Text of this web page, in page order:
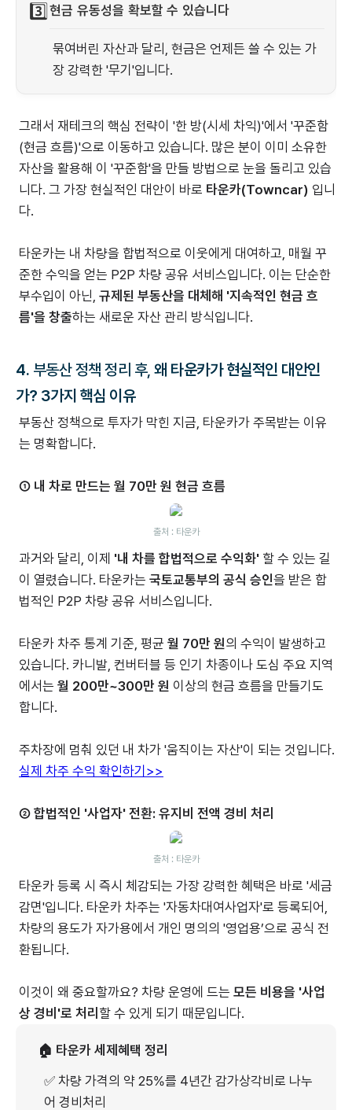
3️⃣ 현금 유동성을 확보할 수 있습니다
묶여버린 자산과 달리, 현금은 언제든 쓸 수 있는 가
장 강력한 '무기'입니다.
그래서 재테크의 핵심 전략이 '한 방(시세 차익)'에서 '꾸준함
(현금 흐름)'으로 이동하고 있습니다. 많은 분이 이미 소유한
자산을 활용해 이 '꾸준함'을 만들 방법으로 눈을 돌리고 있습
니다. 그 가장 현실적인 대안이 바로 타운카(Towncar) 입니
다.
타운카는 내 차량을 합법적으로 이웃에게 대여하고, 매월 꾸
준한 수익을 얻는 P2P 차량 공유 서비스입니다. 이는 단순한
부수입이 아닌, 규제된 부동산을 대체해 '지속적인 현금 흐
름'을 창출하는 새로운 자산 관리 방식입니다.
4. 부동산 정책 정리 후, 왜 타운카가 현실적인 대안인
가? 3가지 핵심 이유
부동산 정책으로 투자가 막힌 지금, 타운카가 주목받는 이유
는 명확합니다.
① 내 차로 만드는 월 70만 원 현금 흐름
출처 : 타운카
과거와 달리, 이제 '내 차를 합법적으로 수익화' 할 수 있는 길
이 열렸습니다. 타운카는 국토교통부의 공식 승인을 받은 합
법적인 P2P 차량 공유 서비스입니다.
타운카 차주 통계 기준, 평균 월 70만 원의 수익이 발생하고
있습니다. 카니발, 컨버터블 등 인기 차종이나 도심 주요 지역
에서는 월 200만~300만 원 이상의 현금 흐름을 만들기도
합니다.
주차장에 멈춰 있던 내 차가 '움직이는 자산'이 되는 것입니다.
실제 차주 수익 확인하기>>
② 합법적인 '사업자' 전환: 유지비 전액 경비 처리
출처 : 타운카
타운카 등록 시 즉시 체감되는 가장 강력한 혜택은 바로 '세금
감면'입니다. 타운카 차주는 '자동차대여사업자'로 등록되어,
차량의 용도가 자가용에서 개인 명의의 '영업용’으로 공식 전
환됩니다.
이것이 왜 중요할까요? 차량 운영에 드는 모든 비용을 '사업
상 경비'로 처리 할 수 있게 되기 때문입니다.
🏠 타운카 세제혜택 정리
✅ 차량 가격의 약 25%를 4년간 감가상각비로 나누
어 경비처리